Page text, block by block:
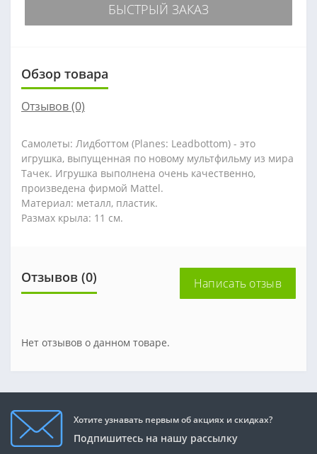
БЫСТРЫЙ ЗАКАЗ
Обзор товара
Отзывов (0)
Самолеты: Лидботтом (Planes: Leadbottom) - это
игрушка, выпущенная по новому мультфильму из мира
Тачек. Игрушка выполнена очень качественно,
произведена фирмой Mattel.
Материал: металл, пластик.
Размах крыла: 11 см.
Отзывов (0) Написать отзыв
Нет отзывов о данном товаре.
Хотите узнавать первым об акциях и скидках?
Подпишитесь на нашу рассылку